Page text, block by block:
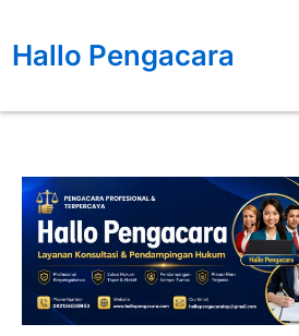
konten
Hallo Pengacara